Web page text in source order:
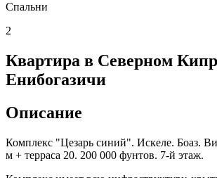
Спальни
2
Квартира в Северном
Енибогазичи
Описание
Комплекс "Цезарь синий". Искеле. Боаз.
м + терраса 20. 200 000 фунтов. 7-й этаж.